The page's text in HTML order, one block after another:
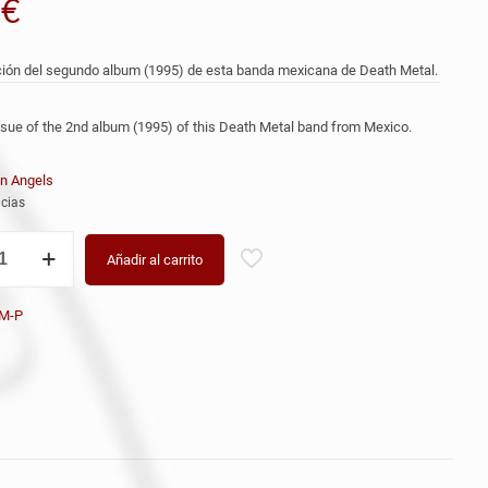
€
del segundo album (1995) de esta banda mexicana de Death Metal.
of the 2nd album (1995) of this Death Metal band from Mexico.
Angels
Añadir al carrito
M-P